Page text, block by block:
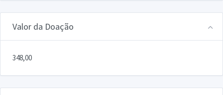
Valor da Doação
348,00